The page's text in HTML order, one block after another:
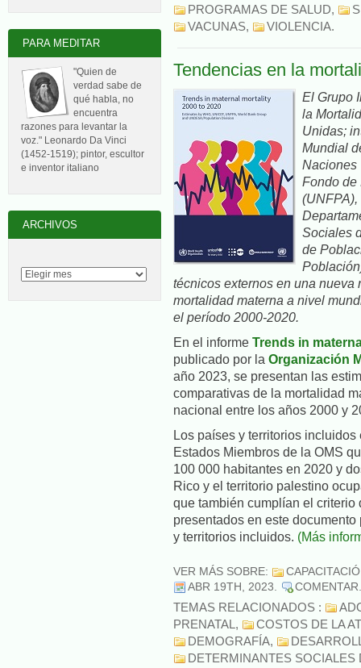
PROGRAMAS DE SALUD,
VACUNAS, VIOLENCIA.
Tendencias en la
El Grupo
la
Unidas;
Mundial
Naciones
Fondo de
Sociales
de
técnicos externos en una nueva
mortalidad materna a nivel
el período 2000-2020.
En el informe Trends in
publicado por la Organización
año 2023, se presentan las
comparativas de la mortalidad
nacional entre los años 2000 y
Los países y territorios
Estados Miembros de la OMS
100 000 habitantes en 2020 y
Rico y el territorio palestino
que también cumplían el
presentados en este
y territorios incluidos. (Más
VER MÁS SOBRE:
ABR 19TH, 2023. COMENTAR
TEMAS RELACIONADOS :
PRENATAL ,
COSTOS DE LA
DEMOGRAFÍA,
DETERMINANTES SOCIALES
PARA MEDITAR
"Quien de
verdad sabe de
qué habla, no
encuentra
razones para levantar la
voz." Leonardo Da Vinci
(1452-1519); pintor, escultor
e inventor italiano
ARCHIVOS